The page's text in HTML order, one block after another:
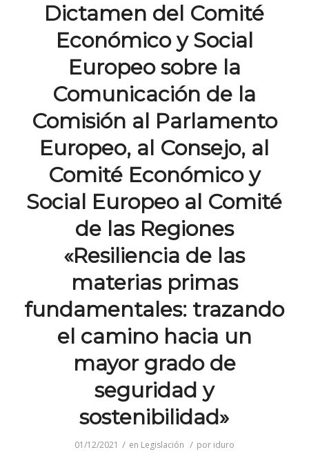
Dictamen del Comité
Económico y Social
Europeo sobre la
Comunicación de la
Comisión al Parlamento
Europeo, al Consejo, al
Comité Económico y
Social Europeo al Comité
de las Regiones
«Resiliencia de las
materias primas
fundamentales: trazando
el camino hacia un
mayor grado de
seguridad y
sostenibilidad»
01/12/2021 / en Legislación / por iduro